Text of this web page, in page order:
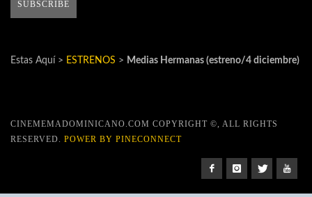
Estas Aquí > ESTRENOS > Medias Hermanas (estreno/4 diciembre)
CINEMEMADOMINICANO.COM COPYRIGHT ©, ALL RIGHTS
RESERVED. POWER BY PINECONNECT